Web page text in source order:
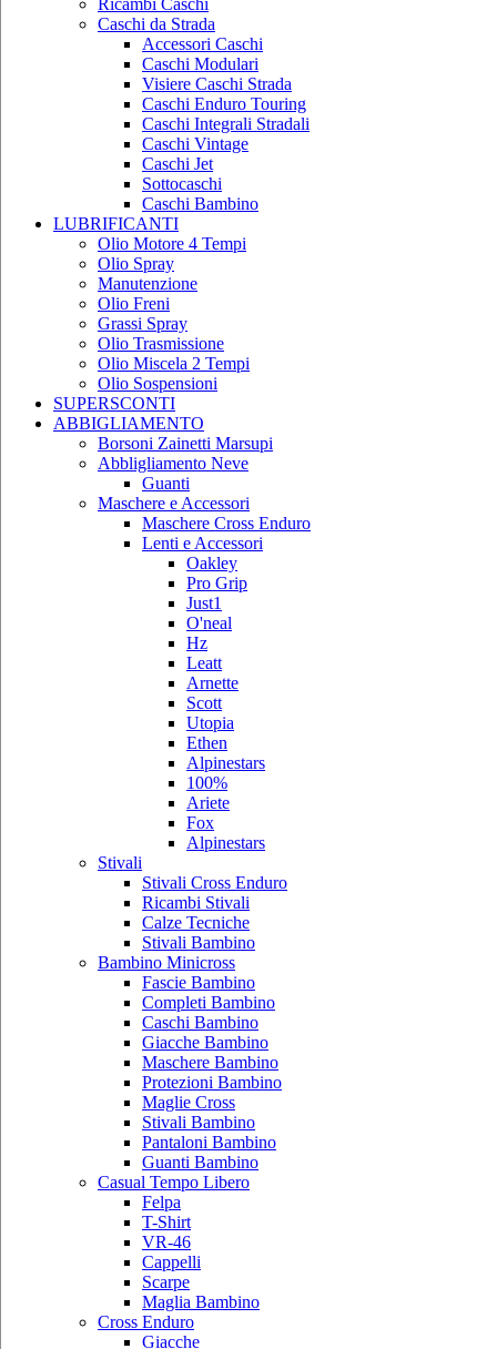
Caschi da Strada
Accessori Caschi
Caschi Modulari
Visiere Caschi Strada
Caschi Enduro Touring
Caschi Integrali Stradali
Caschi Vintage
Caschi Jet
Sottocaschi
Caschi Bambino
LUBRIFICANTI
Olio Motore 4 Tempi
Olio Spray
Manutenzione
Olio Freni
Grassi Spray
Olio Trasmissione
Olio Miscela 2 Tempi
Olio Sospensioni
SUPERSCONTI
ABBIGLIAMENTO
Borsoni Zainetti Marsupi
Abbligliamento Neve
Guanti
Maschere e Accessori
Maschere Cross Enduro
Lenti e Accessori
Oakley
Pro Grip
Just1
O'neal
Hz
Leatt
Arnette
Scott
Utopia
Ethen
Alpinestars
100%
Ariete
Fox
Alpinestars
Stivali
Stivali Cross Enduro
Ricambi Stivali
Calze Tecniche
Stivali Bambino
Bambino Minicross
Fascie Bambino
Completi Bambino
Caschi Bambino
Giacche Bambino
Maschere Bambino
Protezioni Bambino
Maglie Cross
Stivali Bambino
Pantaloni Bambino
Guanti Bambino
Casual Tempo Libero
Felpa
T-Shirt
VR-46
Cappelli
Scarpe
Maglia Bambino
Cross Enduro
Giacche